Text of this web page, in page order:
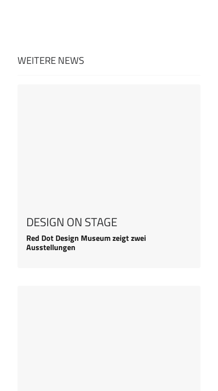
WEITERE NEWS
DESIGN ON STAGE
Red Dot Design Museum zeigt zwei
Ausstellungen